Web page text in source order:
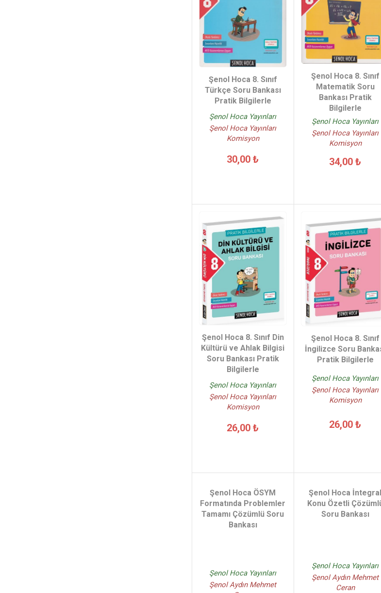
Şenol Hoca 8. Sınıf
Türkçe Soru Bankası
Pratik Bilgilerle
Şenol Hoca Yayınları
Şenol Hoca Yayınları
Komisyon
30,00 ₺
Şenol Hoca 8. Sınıf
Matematik Soru
Bankası Pratik
Bilgilerle
Şenol Hoca Yayınları
Şenol Hoca Yayınları
Komisyon
34,00 ₺
Şenol Hoca 8. Sınıf Din
Kültürü ve Ahlak Bilgisi
Soru Bankası Pratik
Bilgilerle
Şenol Hoca Yayınları
Şenol Hoca Yayınları
Komisyon
26,00 ₺
Şenol Hoca 8. Sınıf
İngilizce Soru
Pratik Bilgilerle
Şenol Hoca Yayınları
Şenol Hoca Yayınları
Komisyon
26,00 ₺
Şenol Hoca ÖSYM
Formatında Problemler
Tamamı Çözümlü Soru
Bankası
Şenol Hoca Yayınları
Şenol Aydın Mehmet
Şenol Hoca İntegral
Konu Özetli
Soru Bankası
Şenol Hoca Yayınları
Şenol Aydın Mehmet
Ceran